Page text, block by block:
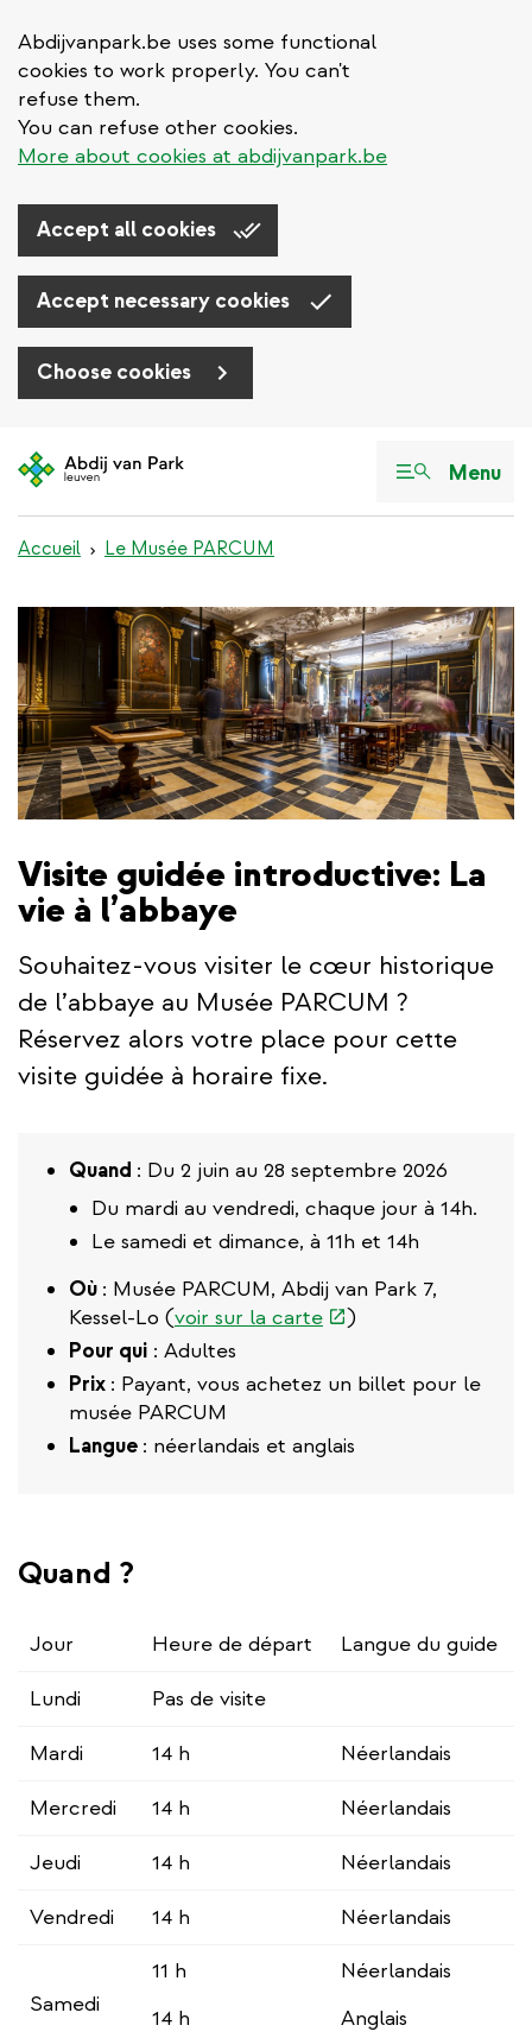
Abdijvanpark.be uses some functional
cookies to work properly. You can't
refuse them.
You can refuse other cookies.
More about cookies at abdijvanpark.be
Accept all cookies
Accept necessary cookies
Choose cookies
au
Menu
Accueil Le Musée PARCUM
Visite guidée introductive: La
vie à l’abbaye
Souhaitez-vous visiter le cœur historique
de l’abbaye au Musée PARCUM ?
Réservez alors votre place pour cette
visite guidée à horaire fixe.
Quand : Du 2 juin au 28 septembre 2026
Du mardi au vendredi, chaque jour à 14h.
Le samedi et dimance, à 11h et 14h
Où : Musée PARCUM, Abdij van Park 7,
Kessel-Lo (voir sur la carte(link
external)
)
Pour qui : Adultes
Prix : Payant, vous achetez un billet pour le
musée PARCUM
Langue : néerlandais et anglais
Quand ?
Jour Heure de départ
Langue du guide
Lundi
Pas de visite
Mardi
14 h
Néerlandais
Mercredi
14 h
Néerlandais
Jeudi
14 h
Néerlandais
Vendredi
14 h Néerlandais
Samedi
11 h
14 h
Néerlandais
Anglais